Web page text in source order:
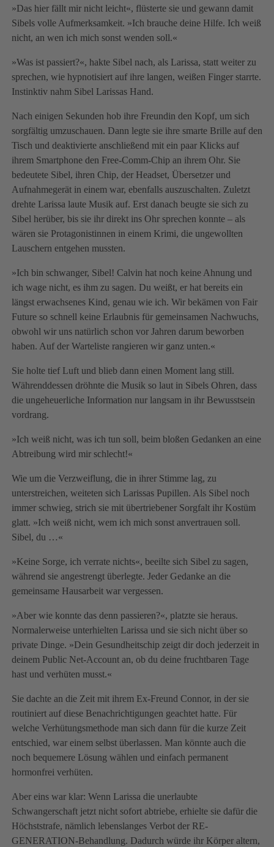
»Das hier fällt mir nicht leicht«, flüsterte sie und gewann damit
Sibels volle Aufmerksamkeit. »Ich brauche deine Hilfe. Ich weiß
nicht, an wen ich mich sonst wenden soll.«
»Was ist passiert?«, hakte Sibel nach, als Larissa, statt weiter zu
sprechen, wie hypnotisiert auf ihre langen, weißen Finger starrte.
Instinktiv nahm Sibel Larissas Hand.
Nach einigen Sekunden hob ihre Freundin den Kopf, um sich
sorgfältig umzuschauen. Dann legte sie ihre smarte Brille auf den
Tisch und deaktivierte anschließend mit ein paar Klicks auf
ihrem Smartphone den Free-Comm-Chip an ihrem Ohr. Sie
bedeutete Sibel, ihren Chip, der Headset, Übersetzer und
Aufnahmegerät in einem war, ebenfalls auszuschalten. Zuletzt
drehte Larissa laute Musik auf. Erst danach beugte sie sich zu
Sibel herüber, bis sie ihr direkt ins Ohr sprechen konnte – als
wären sie Protagonistinnen in einem Krimi, die ungewollten
Lauschern entgehen mussten.
»Ich bin schwanger, Sibel! Calvin hat noch keine Ahnung und
ich wage nicht, es ihm zu sagen. Du weißt, er hat bereits ein
längst erwachsenes Kind, genau wie ich. Wir bekämen von Fair
Future so schnell keine Erlaubnis für gemeinsamen Nachwuchs,
obwohl wir uns natürlich schon vor Jahren darum beworben
haben. Auf der Warteliste rangieren wir ganz unten.«
Sie holte tief Luft und blieb dann einen Moment lang still.
Währenddessen dröhnte die Musik so laut in Sibels Ohren, dass
die ungeheuerliche Information nur langsam in ihr Bewusstsein
vordrang.
»Ich weiß nicht, was ich tun soll, beim bloßen Gedanken an eine
Abtreibung wird mir schlecht!«
Wie um die Verzweiflung, die in ihrer Stimme lag, zu
unterstreichen, weiteten sich Larissas Pupillen. Als Sibel noch
immer schwieg, strich sie mit übertriebener Sorgfalt ihr Kostüm
glatt. »Ich weiß nicht, wem ich mich sonst anvertrauen soll.
Sibel, du …«
»Keine Sorge, ich verrate nichts«, beeilte sich Sibel zu sagen,
während sie angestrengt überlegte. Jeder Gedanke an die
gemeinsame Hausarbeit war vergessen.
»Aber wie konnte das denn passieren?«, platzte sie heraus.
Normalerweise unterhielten Larissa und sie sich nicht über so
private Dinge. »Dein Gesundheitschip zeigt dir doch jederzeit in
deinem Public Net-Account an, ob du deine fruchtbaren Tage
hast und verhüten musst.«
Sie dachte an die Zeit mit ihrem Ex-Freund Connor, in der sie
routiniert auf diese Benachrichtigungen geachtet hatte. Für
welche Verhütungsmethode man sich dann für die kurze Zeit
entschied, war einem selbst überlassen. Man könnte auch die
noch bequemere Lösung wählen und einfach permanent
hormonfrei verhüten.
Aber eins war klar: Wenn Larissa die unerlaubte
Schwangerschaft jetzt nicht sofort abtriebe, erhielte sie dafür die
Höchststrafe, nämlich lebenslanges Verbot der RE-
GENERATION-Behandlung. Dadurch würde ihr Körper altern,